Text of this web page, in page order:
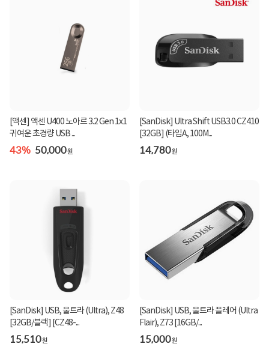
[액센] 액센 U400 노아르 3.2 Gen 1x1
귀여운 초경량 USB ...
43% 50,000원
[SanDisk] Ultra Shift USB3.0 CZ410
[32GB] (타입A, 100M...
14,780원
[SanDisk] USB, 울트라 (Ultra), Z48
[32GB/블랙] [CZ48-...
15,510원
[SanDisk] USB, 울트라 플레어 (Ultra
Flair), Z73 [16GB/...
15,000원